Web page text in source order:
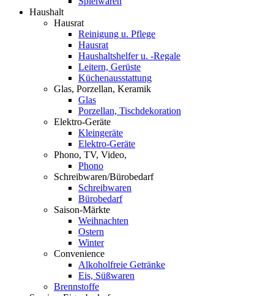
Haushalt
Hausrat
Reinigung u. Pflege
Hausrat
Haushaltshelfer u. -Regale
Leitern, Gerüste
Küchenausstattung
Glas, Porzellan, Keramik
Glas
Porzellan, Tischdekoration
Elektro-Geräte
Kleingeräte
Elektro-Geräte
Phono, TV, Video,
Phono
Schreibwaren/Bürobedarf
Schreibwaren
Bürobedarf
Saison-Märkte
Weihnachten
Ostern
Winter
Convenience
Alkoholfreie Getränke
Eis, Süßwaren
Brennstoffe